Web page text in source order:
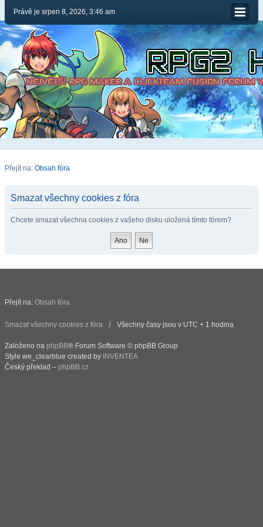
Právě je srpen 8, 2026, 3:46 am
Přejít na: Obsah fóra
Smazat všechny cookies z fóra
Chcete smazat všechna cookies z vašeho disku uložená tímto fórem?
Přejít na: Obsah fóra
Smazat všechny cookies z fóra Všechny časy jsou v UTC + 1 hodina
Založeno na phpBB® Forum Software © phpBB Group
Style we_clearblue created by INVENTEA
Český překlad – phpBB.cz